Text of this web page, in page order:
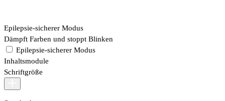
Epilepsie-sicherer Modus
Dämpft Farben und stoppt Blinken
Epilepsie-sicherer Modus
Inhaltsmodule
Schriftgröße